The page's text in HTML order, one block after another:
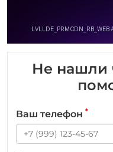
Не нашли
Ваш телефон *